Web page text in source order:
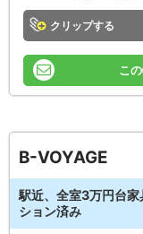
クリップ
こ
B-VOYAGE
駅近、全室3万円台
ション済み